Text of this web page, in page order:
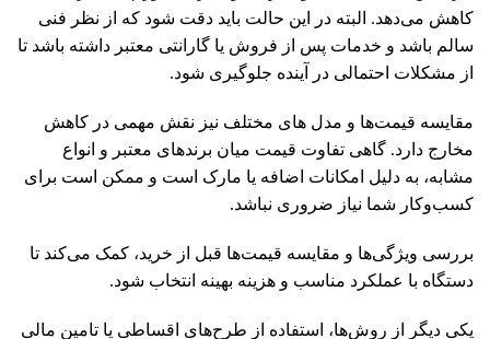
کاهش می‌دهد. البته در این حالت باید دقت شود که از نظر فنی
سالم باشد و خدمات پس از فروش یا گارانتی معتبر داشته باشد تا
از مشکلات احتمالی در آینده جلوگیری شود.
مقایسه قیمت‌ها و مدل های مختلف نیز نقش مهمی در کاهش
مخارج دارد. گاهی تفاوت قیمت میان برندهای معتبر و انواع
مشابه، به دلیل امکانات اضافه یا مارک است و ممکن است برای
کسب‌وکار شما نیاز ضروری نباشد.
بررسی ویژگی‌ها و مقایسه قیمت‌ها قبل از خرید، کمک می‌کند تا
دستگاه با عملکرد مناسب و هزینه بهینه انتخاب شود.
یکی دیگر از روش‌ها، استفاده از طرح‌های اقساطی یا تامین مالی